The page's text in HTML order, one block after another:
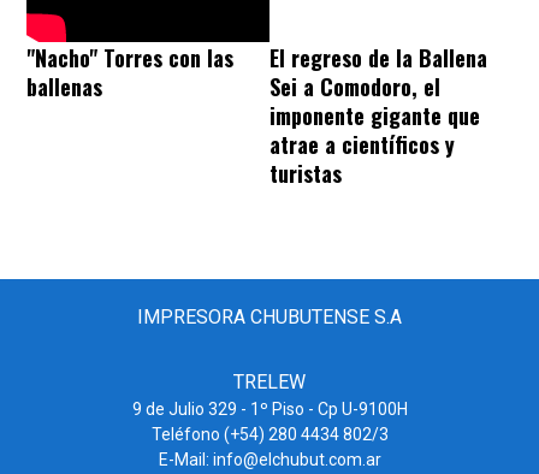
"Nacho" Torres con las
ballenas
El regreso de la Ballena
Sei a Comodoro, el
imponente gigante que
atrae a científicos y
turistas
IMPRESORA CHUBUTENSE S.A
TRELEW
9 de Julio 329 - 1º Piso - Cp U-9100H
Teléfono (+54) 280 4434 802/3
E-Mail: info@elchubut.com.ar